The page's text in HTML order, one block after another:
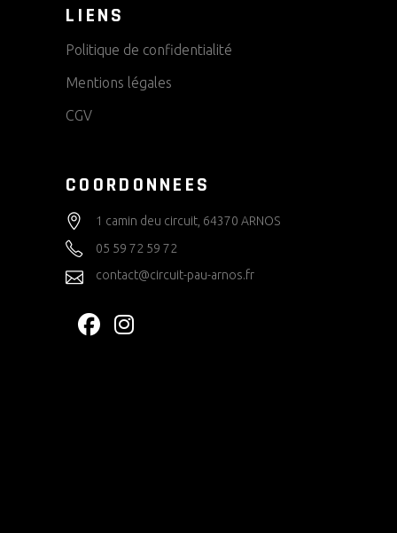
LIENS
Politique de confidentialité
Mentions légales
CGV
COORDONNEES
1 camin deu circuit, 64370 ARNOS
05 59 72 59 72
contact@circuit-pau-arnos.fr